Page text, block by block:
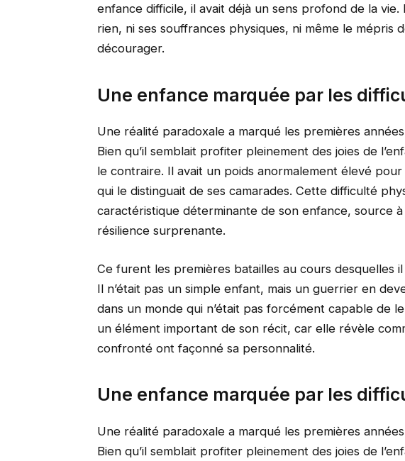
enfance difficile, il avait déjà un sens profond de la vie.
rien, ni ses souffrances physiques, ni même le mépris
décourager.
Une enfance marquée par les
Une réalité paradoxale a marqué les premières
Bien qu’il semblait profiter pleinement des joies de
le contraire. Il avait un poids anormalement élevé
qui le distinguait de ses camarades. Cette difficulté
caractéristique déterminante de son enfance, source
résilience surprenante.
Ce furent les premières batailles au cours desquelles
Il n’était pas un simple enfant, mais un guerrier en
dans un monde qui n’était pas forcément capable de
un élément important de son récit, car elle révèle
confronté ont façonné sa personnalité.
Une enfance marquée par les
Une réalité paradoxale a marqué les premières
Bien qu’il semblait profiter pleinement des joies de